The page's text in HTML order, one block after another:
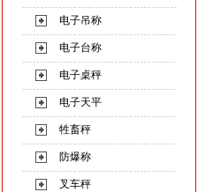
电子吊称
电子台称
电子桌秤
电子天平
牲畜秤
防爆称
叉车秤